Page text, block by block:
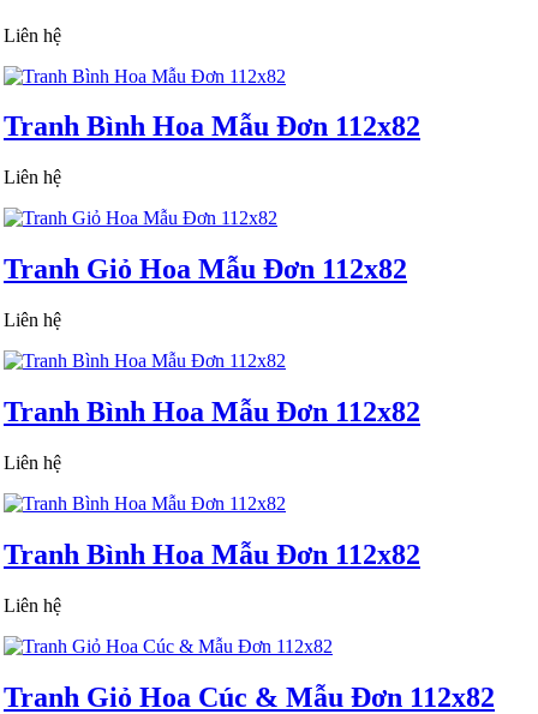
Liên hệ
Tranh Bình Hoa Mẫu Đơn 112x82
Liên hệ
Tranh Giỏ Hoa Mẫu Đơn 112x82
Liên hệ
Tranh Bình Hoa Mẫu Đơn 112x82
Liên hệ
Tranh Bình Hoa Mẫu Đơn 112x82
Liên hệ
Tranh Giỏ Hoa Cúc & Mẫu Đơn 112x82